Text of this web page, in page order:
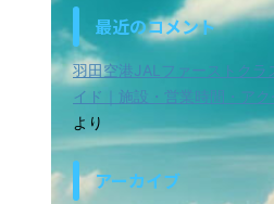
最近のコメント
羽田空港JALファーストクラ
イド｜施設・営業時間・アク
より
アーカイブ